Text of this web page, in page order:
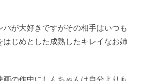
パが大好きですがその相手はいつも
はじめとした成熟したキレイなお姉